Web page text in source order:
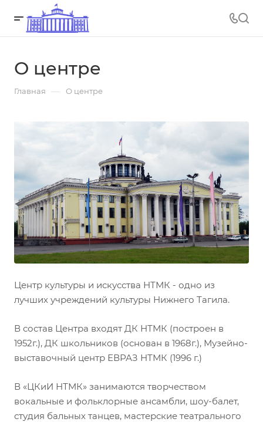
О центре
Главная — О центре
Центр культуры и искусства НТМК - одно из
лучших учреждений культуры Нижнего Тагила.
В состав Центра входят ДК НТМК (построен в
1952г.), ДК школьников (основан в 1968г.), Музейно-
выставочный центр ЕВРАЗ НТМК (1996 г.)
В «ЦКиИ НТМК» занимаются творчеством
вокальные и фольклорные ансамбли, шоу-балет,
студия бальных танцев, мастерские театрального